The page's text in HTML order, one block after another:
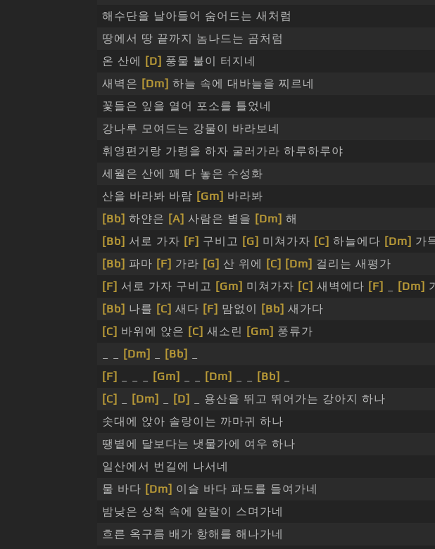
해수단을 날아들어 숨어드는 새처럼
땅에서 땅 끝까지 놈나드는 곰처럼
온 산에
[D] 풍물 불이 터지네
새벽은 [Dm] 하늘 속에 대바늘을 찌르네
꽃들은 잎을 열어 포소를 틀었네
강나루 모여드는 강물이 바라보네
휘영편거랑 가령을 하자 굴러가라 하루하루야
세월은 산에 꽤 다 놓은 수성화
산을 바라봐 바람 [Gm] 바라봐
[Bb] 하얀은 [A] 사람은 별을 [Dm] 해
[Bb] 서로 가자 [F] 구비고 [G] 미쳐가자 [C] 하늘에다 [Dm] 가
[Bb] 파마 [F] 가라 [G] 산 위에 [C] [Dm] 걸리는 새평가
[F] 서로 가자 구비고 [Gm] 미쳐가자 [C] 새벽에다 [F] [Dm]
[Bb] 나를 [C] 새다 [F] 맘없이 [Bb] 새가다
[C] 바위에 앉은 [C] 새소린 [Gm] 풍류가
[Dm] [Bb]
[F]
[Gm] [Dm] [Bb]
[C]
[Dm] [D]
_ 용산을 뛰고 뛰어가는 강아지 하나
솟대에 앉아 솔랑이는 까마귀 하나
땡볕에 달보다는 냇물가에 여우 하나
일산에서 번길에 나서네
물 바다 [Dm] 이슬 바다 파도를 들여가네
밤낮은 상척 속에 알랄이 스며가네
흐른 옥구름 배가 항해를 해나가네